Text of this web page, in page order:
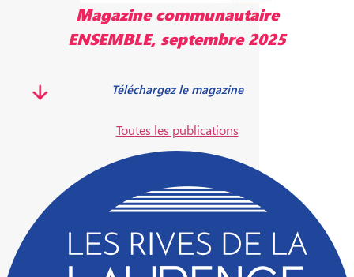
Magazine communautaire
ENSEMBLE, mai 2025
Télécharger le magazine
Toutes les publications